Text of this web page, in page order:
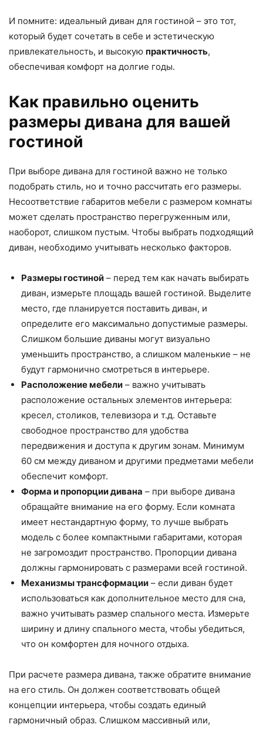
И помните: идеальный диван для гостиной – это тот,
который будет сочетать в себе и эстетическую
привлекательность, и высокую практичность,
обеспечивая комфорт на долгие годы.
Как правильно оценить
размеры дивана для вашей
гостиной
При выборе дивана для гостиной важно не только
подобрать стиль, но и точно рассчитать его размеры.
Несоответствие габаритов мебели с размером комнаты
может сделать пространство перегруженным или,
наоборот, слишком пустым. Чтобы выбрать подходящий
диван, необходимо учитывать несколько факторов.
Размеры гостиной – перед тем как начать выбирать
диван, измерьте площадь вашей гостиной. Выделите
место, где планируется поставить диван, и
определите его максимально допустимые размеры.
Слишком большие диваны могут визуально
уменьшить пространство, а слишком маленькие – не
будут гармонично смотреться в интерьере.
Расположение мебели – важно учитывать
расположение остальных элементов интерьера:
кресел, столиков, телевизора и т.д. Оставьте
свободное пространство для удобства
передвижения и доступа к другим зонам. Минимум
60 см между диваном и другими предметами мебели
обеспечит комфорт.
Форма и пропорции дивана – при выборе дивана
обращайте внимание на его форму. Если комната
имеет нестандартную форму, то лучше выбрать
модель с более компактными габаритами, которая
не загромоздит пространство. Пропорции дивана
должны гармонировать с размерами всей гостиной.
Механизмы трансформации – если диван будет
использоваться как дополнительное место для сна,
важно учитывать размер спального места. Измерьте
ширину и длину спального места, чтобы убедиться,
что он комфортен для ночного отдыха.
При расчете размера дивана, также обратите внимание
на его стиль. Он должен соответствовать общей
концепции интерьера, чтобы создать единый
гармоничный образ. Слишком массивный или,